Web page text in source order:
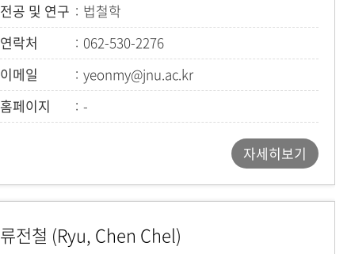
전공 및 연구
법철학
연락처
062-530-2276
이메일
yeonmy@jnu.ac.kr
홈페이지
-
자세히보기
류전철 (Ryu, Chen Chel)